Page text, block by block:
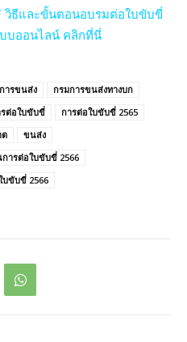
ธีและขั้นตอนอบรมต่อใบขับขี่
บออนไลน์ คลิกที่นี่
ารขนส่ง
กรมการขนส่งทางบก
ต่อใบขับขี่
การต่อใบขับขี่ 2565
ขนส่ง
ารต่อใบขับขี่ 2566
ขับขี่ 2566